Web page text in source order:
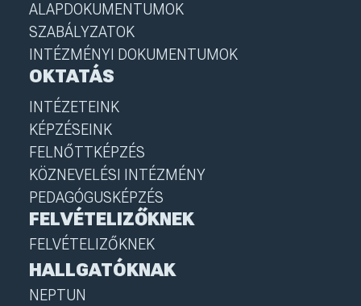
ALAPDOKUMENTUMOK
SZABÁLYZATOK
INTÉZMÉNYI DOKUMENTUMOK
OKTATÁS
INTÉZETEINK
KÉPZÉSEINK
FELNŐTTKÉPZÉS
KÖZNEVELÉSI INTÉZMÉNY
PEDAGÓGUSKÉPZÉS
FELVÉTELIZŐKNEK
FELVÉTELIZŐKNEK
HALLGATÓKNAK
NEPTUN